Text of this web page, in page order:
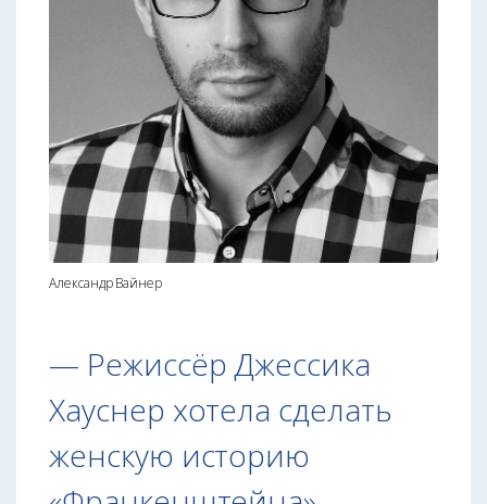
Александр Вайнер
— Режиссёр Джессика
Хауснер хотела сделать
женскую историю